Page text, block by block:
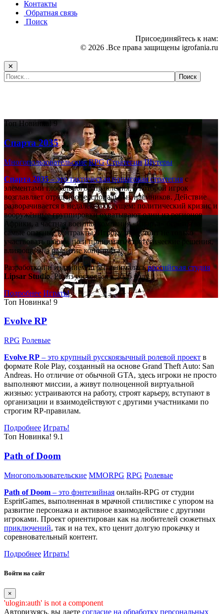
Контакты
Обратная связь
Поиск
Присоединяйтесь к нам:
© 2026 .Все права защищены igrofania.ru
✕
Топ Новинка! 9
Спарта 2035
Многопользовательские RPG Стратегии Шутеры
Спарта 2035– это тактическаяпошаговая стратегияс
элементами глобального управления, в которой игрок
возглавляет отряд профессиональных наёмников. Действие
разворачивается в недалёком будущем: политический кризис и
вооружённые группировки охватывают один из регионов
Африки, а частная военная компания «Спарта» берётся за
самые опасные контракты. Игроку предстоит не только
участвовать в боях, но и принимать стратегические решения,
влияющие на развитие конфликта.
Разработкой и изданием игры занималасьроссийская студия
Lipsar Studio. Релиз состоялся в 2025 году.
Подробнее Играть!
Топ Новинка! 9
Evolve RP
RPG Ролевые
Evolve RP – это крупный русскоязычный ролевой проект в
формате Role Play, созданный на основе Grand Theft Auto: San
Andreas. Но отличие от обычной GTA, здесь игроки не просто
выполняют миссии, а живут полноценной виртуальной
жизнью: устраиваются на работу, строят карьеру, вступают в
организации и взаимодействуют с другими участниками по
строгим RP-правилам.
Подробнее Играть!
Топ Новинка! 9.1
Path of Doom
Многопользовательские MMORPG RPG Ролевые
Path of Doom – это фэнтезийная онлайн-RPG от студии
EspritGames, выполненная в мрачной стилистике с упором на
развитие персонажа и активное взаимодействие с другими
игроками. Проект ориентирован как на любителей сюжетных
приключений, так и на тех, кто ценит долгую прокачку и
соревновательный контент.
Подробнее Играть!
Войти на сайт
×
'ulogin:auth' is not a component
Авторизуясь, вы даете согласие на обработку персональных